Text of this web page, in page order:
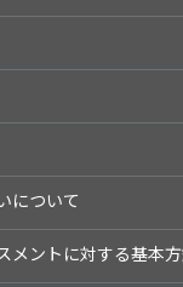
について
メントに対する基本